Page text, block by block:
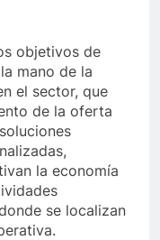
objetivos de
mano de la
el sector, que
de la oferta
la economía
se localizan